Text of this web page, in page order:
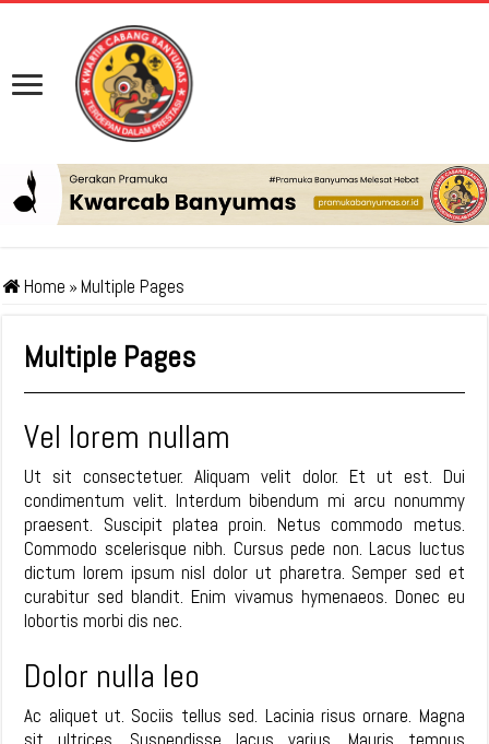
Home »Multiple Pages
Multiple Pages
Vel lorem nullam
Ut sit consectetuer. Aliquam velit dolor. Et ut est. Dui
condimentum velit. Interdum bibendum mi arcu nonummy
praesent. Suscipit platea proin. Netus commodo metus.
Commodo scelerisque nibh. Cursus pede non. Lacus luctus
dictum lorem ipsum nisl dolor ut pharetra. Semper sed et
curabitur sed blandit. Enim vivamus hymenaeos. Donec eu
lobortis morbi dis nec.
Dolor nulla leo
Ac aliquet ut. Sociis tellus sed. Lacinia risus ornare. Magna